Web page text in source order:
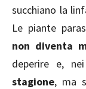
succhiano la
Le piante
non diventa
deperire e,
stagione, ma